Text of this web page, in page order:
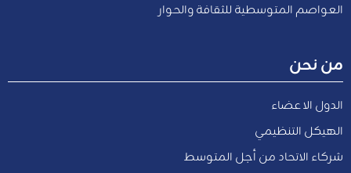
العواصم المتوسطية للثقافة والحوار
من نحن
الدول الاعضاء
الهيكل التنظيمي
شركاء الاتحاد من أجل المتوسط